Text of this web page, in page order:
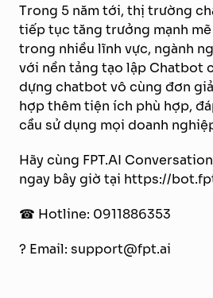
Trong 5 năm tới, thị trường
tiếp tục tăng trưởng mạnh
trong nhiều lĩnh vực, ngành
với nền tảng tạo lập Chatbot
dựng chatbot vô cùng đơn
hợp thêm tiện ích phù hợp,
cầu sử dụng mọi doanh
Hãy cùng FPT.AI
ngay bây giờ tại https://
☎ Hotline: 0911886353
? Email: support@fpt.ai